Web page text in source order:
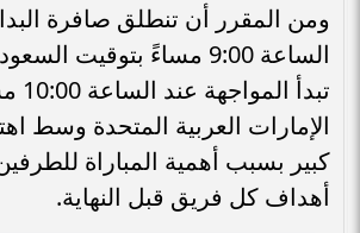
ومن المقرر أن تنطلق صافرة
الساعة 9:00 مساءً بتوقيت
الإمارات العربية المتحدة وسط
كبير بسبب أهمية المباراة
أهداف كل فريق قبل النهاية.